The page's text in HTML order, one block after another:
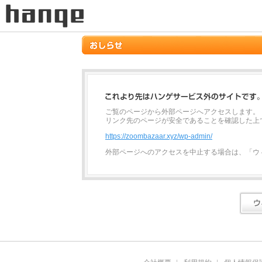
ご覧のページから外部ページへアクセスします。
リンク先のページが安全であることを確認した
https://zoombazaar.xyz/wp-admin/
外部ページへのアクセスを中止する場合は、「